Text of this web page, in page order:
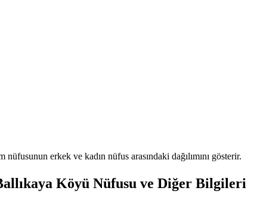
nüfusunun erkek ve kadın nüfus arasındaki dağılımını gösterir.
Köyü Nüfusu ve Diğer Bilgileri